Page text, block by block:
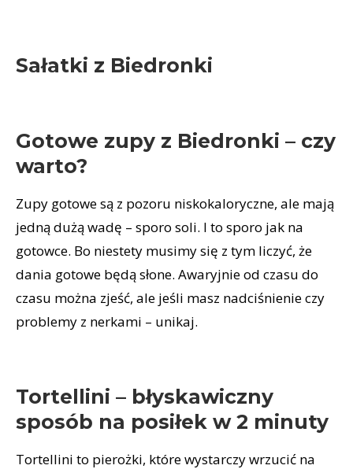
Sałatki z Biedronki
Gotowe zupy z Biedronki – czy
warto?
Zupy gotowe są z pozoru niskokaloryczne, ale mają
jedną dużą wadę – sporo soli. I to sporo jak na
gotowce. Bo niestety musimy się z tym liczyć, że
dania gotowe będą słone. Awaryjnie od czasu do
czasu można zjeść, ale jeśli masz nadciśnienie czy
problemy z nerkami – unikaj.
Tortellini – błyskawiczny
sposób na posiłek w 2 minuty
Tortellini to pierożki, które wystarczy wrzucić na